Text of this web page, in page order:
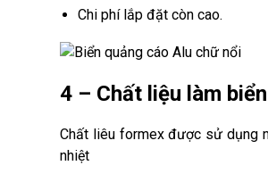
Chi phí lắp đặt còn cao.
4 – Chất liệu làm
Chất liêu formex được sử dụng
nhiệt